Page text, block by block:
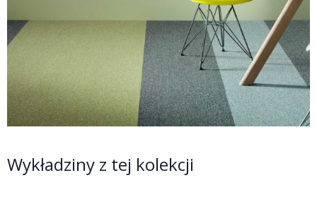
Wykładziny z tej kolekcji